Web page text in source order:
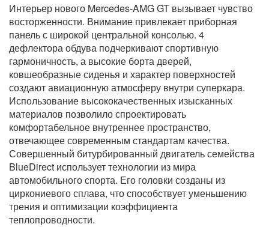
Интерьер нового Mercedes-AMG GT вызывает чувство
восторженности. Внимание привлекает приборная
панель с широкой цeнтральной консолью. 4
дефлектора обдува подчеркивают спортивную
гармоничность, а высокие борта дверей,
ковшеобразные сиденья и характер поверхностей
создают авиационную атмосферу внутри суперкара.
Использование высококачественных изысканных
материалов позволило спроектировать
комфортабельное внутреннее пространство,
отвечающее современным стандартам качества.
Совершенный битурбированный двигатель семейства
BlueDirect использует технологии из мира
автомобильного спорта. Его головки созданы из
циркониевого сплава, что способствует уменьшению
трения и оптимизации коэффициента
теплопроводности.